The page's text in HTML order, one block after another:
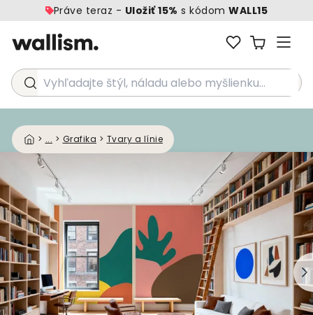
Práve teraz - Uložiť 15% s kódomWALL15
Vyhľadajte štýl, náladu alebo myšlienku...
> ... > Grafika > Tvary a línie